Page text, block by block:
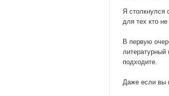
Я столкнулся
для тех кто
В первую
литературный
подходите.
Даже если вы